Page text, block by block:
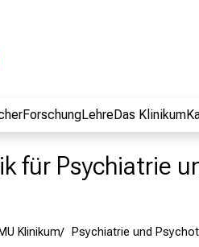
ForschungLehreDas Klinikum
für Psychiatrie
Klinikum Psychiatrie und